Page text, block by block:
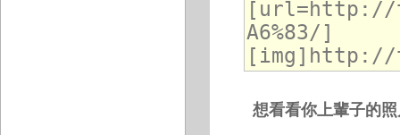
想看看你上輩子的